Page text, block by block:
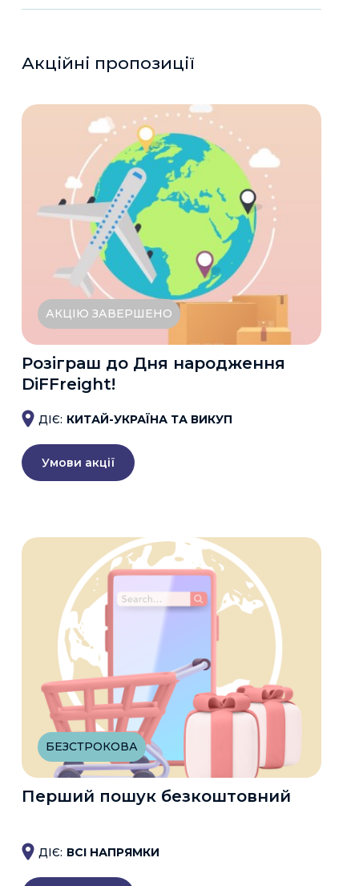
Акційні пропозиції
АКЦІЮ ЗАВЕРШЕНО
Розіграш до Дня народження
DiFFreight!
ДІЄ: КИТАЙ-УКРАЇНА ТА ВИКУП
Умови акції
БЕЗСТРОКОВА
Перший пошук безкоштовний
ДІЄ: ВСІ НАПРЯМКИ